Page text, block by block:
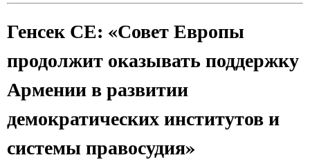
Генсек СЕ: «Совет Европы
продолжит оказывать поддержку
Армении в развитии
демократических институтов и
системы правосудия»